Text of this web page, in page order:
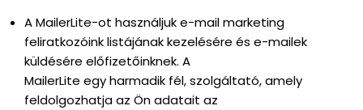
A MailerLite-ot használjuk e-mail marketing
feliratkozóink listájának kezelésére és e-mailek
küldésére előfizetőinknek. A
MailerLite egy harmadik fél, szolgáltató, amely
feldolgozhatja az Ön adatait az